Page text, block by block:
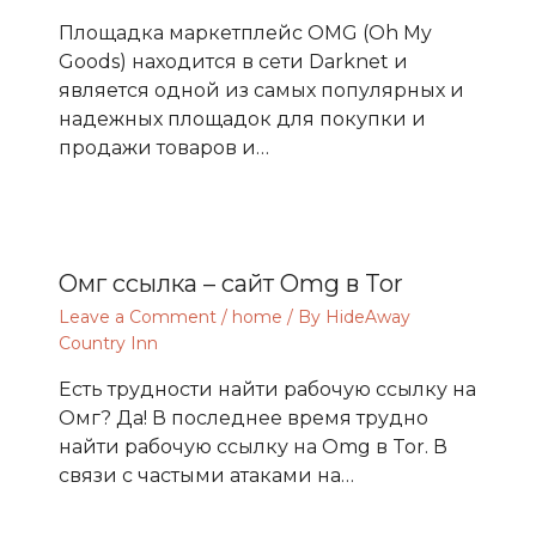
Площадка маркетплейс OMG (Oh My
Goods) находится в сети Darknet и
является одной из самых популярных и
надежных площадок для покупки и
продажи товаров и…
Омг ссылка – сайт Omg в Tor
Leave a Comment / home / By HideAway
Country Inn
Есть трудности найти рабочую ссылку на
Омг? Да! В последнее время трудно
найти рабочую ссылку на Omg в Tor. В
связи с частыми атаками на…